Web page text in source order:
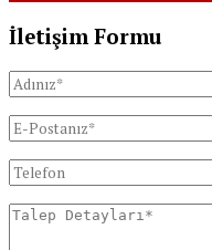
İletişim Formu